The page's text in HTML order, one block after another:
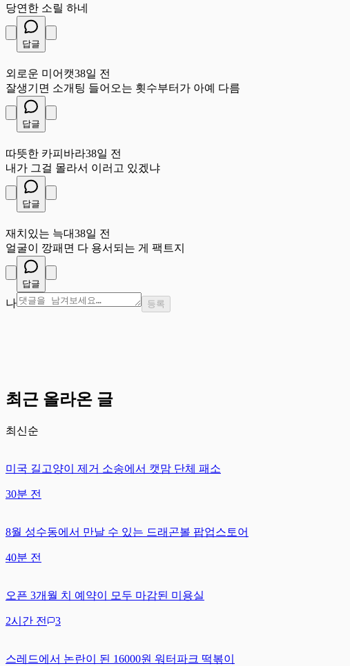
당연한 소릴 하네
답글
외로운 미어캣38일 전
잘생기면 소개팅 들어오는 횟수부터가 아예 다름
답글
따뜻한 카피바라38일 전
내가 그걸 몰라서 이러고 있겠냐
답글
재치있는 늑대38일 전
얼굴이 깡패면 다 용서되는 게 팩트지
답글
나 등록
최근 올라온 글
최신순
미국 길고양이 제거 소송에서 캣맘 단체 패소
30분 전
8월 성수동에서 만날 수 있는 드래곤볼 팝업스토어
40분 전
오픈 3개월 치 예약이 모두 마감된 미용실
2시간 전 3
스레드에서 논란이 된 16000원 워터파크 떡볶이